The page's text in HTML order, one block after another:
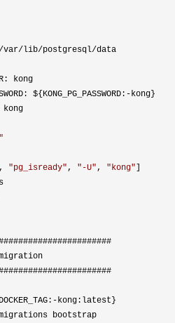
var/lib/postgresql/data
kong
${KONG_PG_PASSWORD:
-kong}
kong
"
, "pg_isready", " -U", "kong"
-kong:latest}
bootstrap